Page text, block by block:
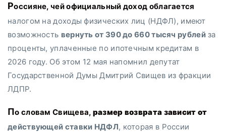
Россияне, чей официальный доход облагается
налогом на доходы физических лиц (НДФЛ), имеют
возможность вернуть от 390 до 660 тысяч рублейза
проценты, уплаченные по ипотечным кредитам в
2026 году. Об этом 12 мая напомнил депутат
Государственной Думы Дмитрий Свищев из фракции
ЛДПР.
По словам Свищева, размер возврата зависит от
действующей ставки НДФЛ, которая в России